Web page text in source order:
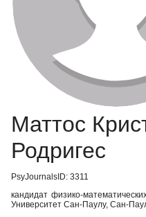
Маттос
Родригес
PsyJournalsID: 3311
кандидат физико-
Университет Сан-Паулу, Сан-